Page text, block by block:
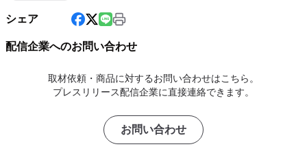
シェア
配信企業へのお問い合わせ
取材依頼・商品に対するお問い合わせはこちら。
プレスリリース配信企業に直接連絡できます。
お問い合わせ